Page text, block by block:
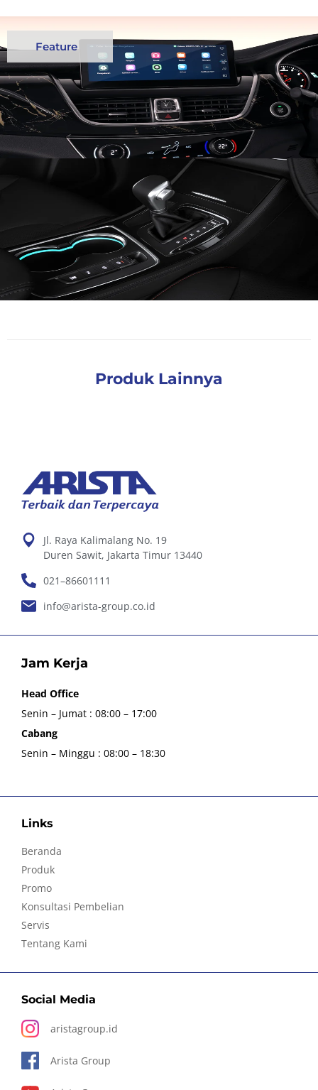
Feature
Produk Lainnya
Jl. Raya Kalimalang No. 19
Duren Sawit, Jakarta Timur 13440
021–86601111
info@arista-group.co.id
Jam Kerja
Head Office
Senin – Jumat : 08:00 – 17:00
Cabang
Senin – Minggu : 08:00 – 18:30
Links
Beranda
Produk
Promo
Konsultasi Pembelian
Servis
Tentang Kami
Social Media
aristagroup.id
Arista Group